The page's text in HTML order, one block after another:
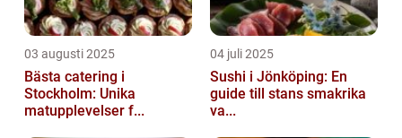
03 augusti 2025
Bästa catering i
Stockholm: Unika
matupplevelser f...
04 juli 2025
Sushi i Jönköping: En
guide till stans smakrika
va...